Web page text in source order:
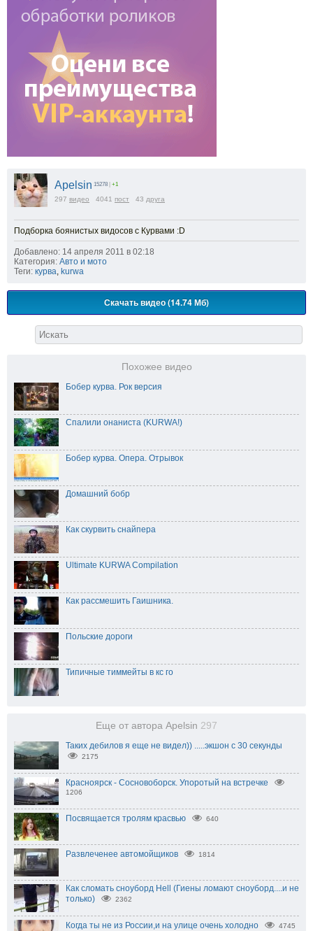
Apelsin 15278 | +1
297 видео 4041 пост 43 друга
Подборка боянистых видосов с Курвами :D
Добавлено: 14 апреля 2011 в 02:18
Категория: Авто и мото
Теги: курва kurwa
Скачать видео (14.74 Мб)
Похожее видео
Бобер курва. Рок версия
Спалили онаниста (KURWA!)
Бобер курва. Опера. Отрывок
Домашний бобр
Как скурвить снайпера
Ultimate KURWA Compilation
Как рассмешить Гаишника.
Польские дороги
Типичные тиммейты в кс го
Еще от автора Apelsin 297
Таких дебилов я еще не видел)) .....экшон с 30 секунды
2175
Красноярск - Сосновоборск. Упоротый на встречке
1206
Посвящается тролям красвью 640
Развлеченее автомойщиков 1814
Как сломать сноуборд Hell (Гиены ломают сноуборд....и не
только)
2362
Когда ты не из России,и на улице очень холодно 4745